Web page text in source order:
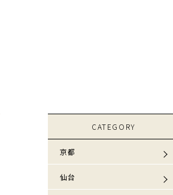
CATEGORY
京都
仙台